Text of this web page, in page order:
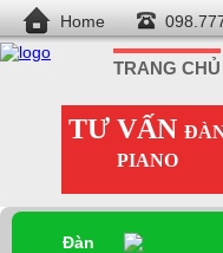
Home
TRANG CHỦ
TƯ VẤN
PIANO
Đàn